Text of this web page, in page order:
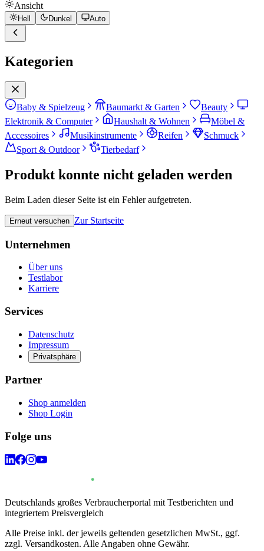
Ansicht
Hell Dunkel Auto
Kategorien
Baby & Spielzeug Baumarkt & Garten
Beauty
Elektronik & Computer
Haushalt & Wohnen
Möbel &
Accessoires
Musikinstrumente Reifen
Schmuck
Sport & Outdoor
Tierbedarf
Produkt konnte nicht geladen werden
Beim Laden dieser Seite ist ein Fehler aufgetreten.
Erneut versuchen Zur Startseite
Unternehmen
Über uns
Testlabor
Karriere
Services
Datenschutz
Impressum
Privatsphäre
Partner
Shop anmelden
Shop Login
Folge uns
Deutschlands großes Verbraucherportal mit Testberichten und
integriertem Preisvergleich
Alle Preise inkl. der jeweils geltenden gesetzlichen MwSt., ggf.
zzgl. Versandkosten. Alle Angaben ohne Gewähr.